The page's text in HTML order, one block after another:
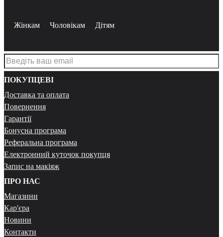
Жінкам Чоловікам Дітям
ПОКУПЦЕВІ
Доставка та оплата
Повернення
Гарантії
Бонусна програма
Реферальна програма
Електронний куточок покупця
Запис на макіяж
ПРО НАС
Магазини
Кар'єра
Новини
Контакти